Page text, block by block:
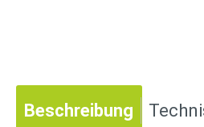
Beschreibung